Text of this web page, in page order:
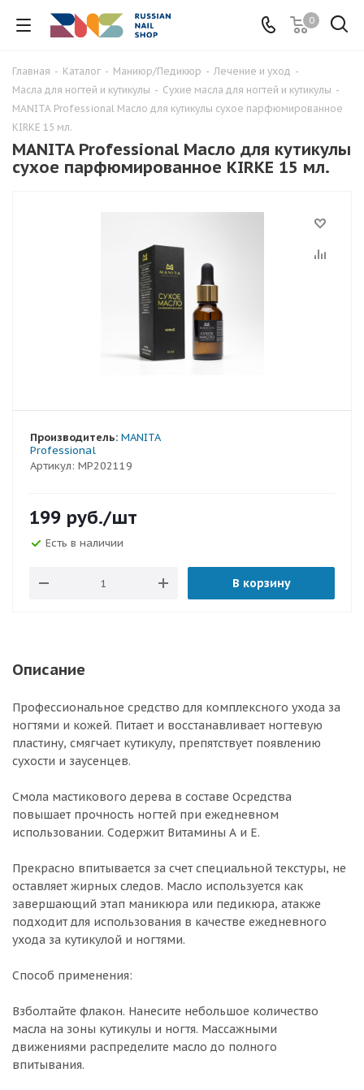
0
Главная - Каталог - Маниюр/Педикюр - Лечение и уход -
Масла для ногтей и кутикулы - Сухие масла для ногтей и кутикулы -
MANITA Professional Масло для кутикулы сухое парфюмированное
KIRKE 15 мл.
MANITA Professional Масло для кутикулы
сухое парфюмированное KIRKE 15 мл.
Артикул: МР202119
Производитель: MANITA
Professional
199 руб./шт
Есть в наличии
В корзину
Описание
Профессиональное средство для комплексного ухода за
ногтями и кожей. Питает и восстанавливает ногтевую
пластину, смягчает кутикулу, препятствует появлению
сухости и заусенцев.
Смола мастикового дерева в составе Осредства
повышает прочность ногтей при ежедневном
использовании. Содержит Витамины А и Е.
Прекрасно впитывается за счет специальной текстуры, не
оставляет жирных следов. Масло используется как
завершающий этап маникюра или педикюра, атакже
подходит для использования в качестве ежедневного
ухода за кутикулой и ногтями.
Способ применения:
Взболтайте флакон. Нанесите небольшое количество
масла на зоны кутикулы и ногтя. Массажными
движениями распределите масло до полного
впитывания.